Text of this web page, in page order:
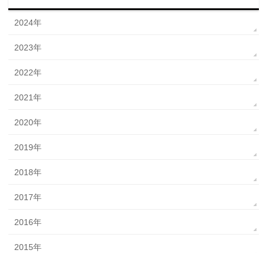
2024年
2023年
2022年
2021年
2020年
2019年
2018年
2017年
2016年
2015年